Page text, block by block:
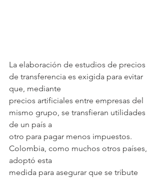
La elaboración de estudios de precios
de transferencia es exigida para evitar
que, mediante
precios artificiales entre empresas del
mismo grupo, se transfieran utilidades
de un país a
otro para pagar menos impuestos.
Colombia, como muchos otros países,
adoptó esta
medida para asegurar que se tribute